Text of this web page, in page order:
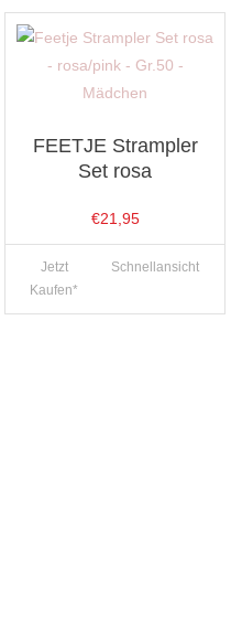
FEETJE Strampler
Set rosa
€21,95
Jetzt
Kaufen*
Schnellansicht